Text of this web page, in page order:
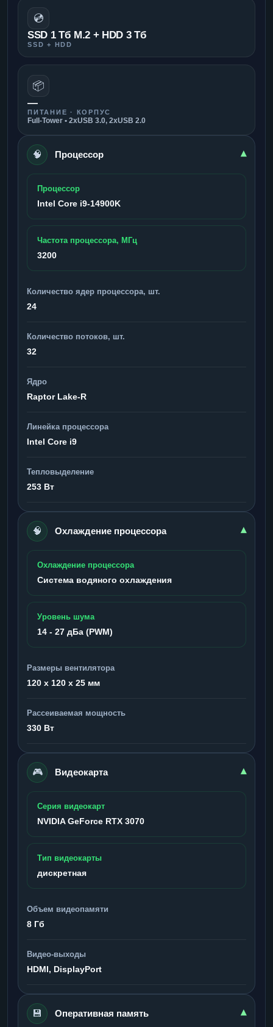
💿
SSD 1 Тб M.2 + HDD 3 Тб
SSD + HDD
📦
—
ПИТАНИЕ · КОРПУС
Full-Tower • 2xUSB 3.0, 2xUSB 2.0
🧠 Процессор ▾
Процессор
Intel Core i9-14900K
Частота процессора, МГц
3200
Количество ядер процессора, шт.
24
Количество потоков, шт.
32
Ядро
Raptor Lake-R
Линейка процессора
Intel Core i9
Тепловыделение
253 Вт
🧠 Охлаждение процессора ▾
Охлаждение процессора
Система водяного охлаждения
Уровень шума
14 - 27 дБа (PWM)
Размеры вентилятора
120 x 120 x 25 мм
Рассеиваемая мощность
330 Вт
🎮 Видеокарта ▾
Серия видеокарт
NVIDIA GeForce RTX 3070
Тип видеокарты
дискретная
Объем видеопамяти
8 Гб
Видео-выходы
HDMI, DisplayPort
💾 Оперативная память ▾